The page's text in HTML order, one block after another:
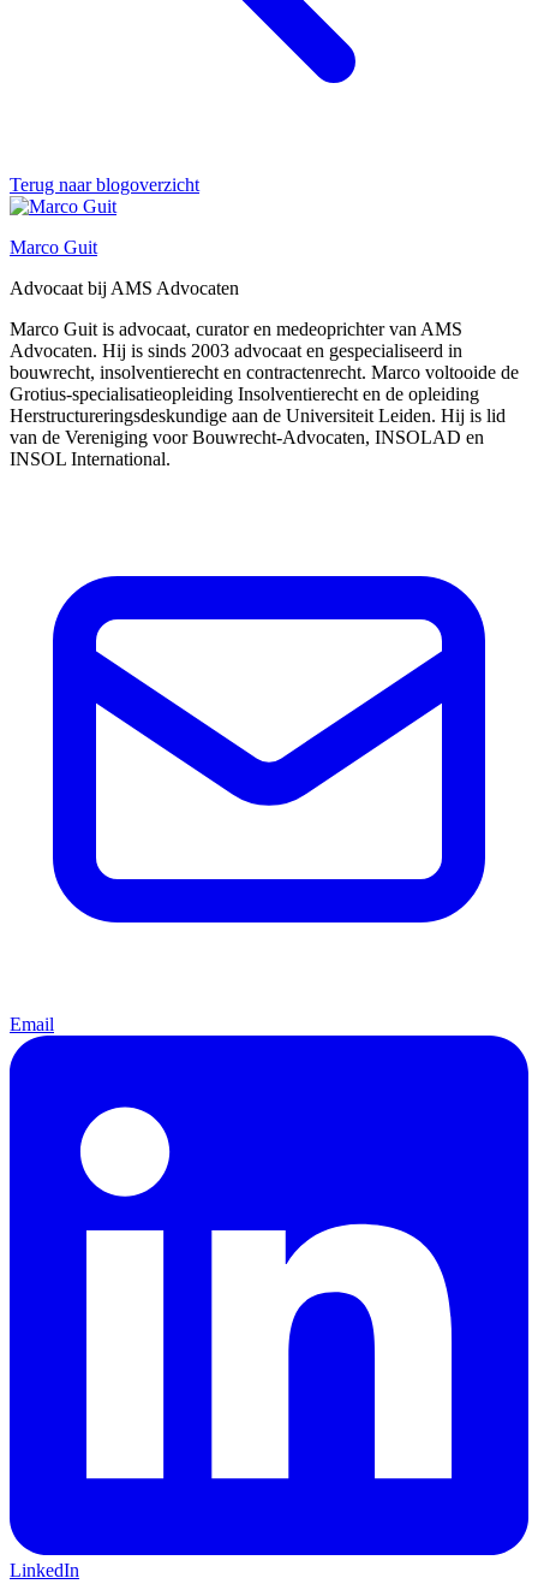
Terug naar blogoverzicht
Marco Guit
Advocaat bij AMS Advocaten
Marco Guit is advocaat, curator en medeoprichter van AMS
Advocaten. Hij is sinds 2003 advocaat en gespecialiseerd in
bouwrecht, insolventierecht en contractenrecht. Marco voltooide de
Grotius-specialisatieopleiding Insolventierecht en de opleiding
Herstructureringsdeskundige aan de Universiteit Leiden. Hij is lid
van de Vereniging voor Bouwrecht-Advocaten, INSOLAD en
INSOL International.
Email
LinkedIn